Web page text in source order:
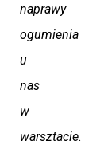
naprawy
ogumienia
u
nas
w
warsztacie.